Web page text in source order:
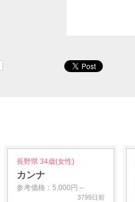
長野県 34歳(女性)
カンナ
参考価格：5,000円～
3799日前